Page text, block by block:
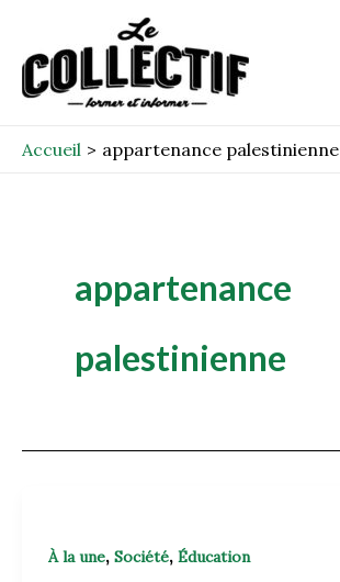
contenu
Accueil appartenance palestinienne
appartenance
palestinienne
À la une, Société, Éducation